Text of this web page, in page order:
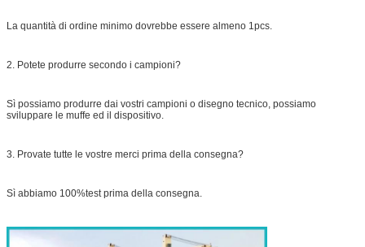
La quantità di ordine minimo dovrebbe essere almeno 1pcs.
2. Potete produrre secondo i campioni?
Sì possiamo produrre dai vostri campioni o disegno tecnico, possiamo
sviluppare le muffe ed il dispositivo.
3. Provate tutte le vostre merci prima della consegna?
Sì abbiamo 100%test prima della consegna.